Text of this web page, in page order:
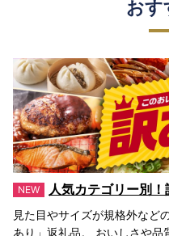
おす
人気カテゴリー別
見た目やサイズが規格外など
あり」返礼品。 おいしさや